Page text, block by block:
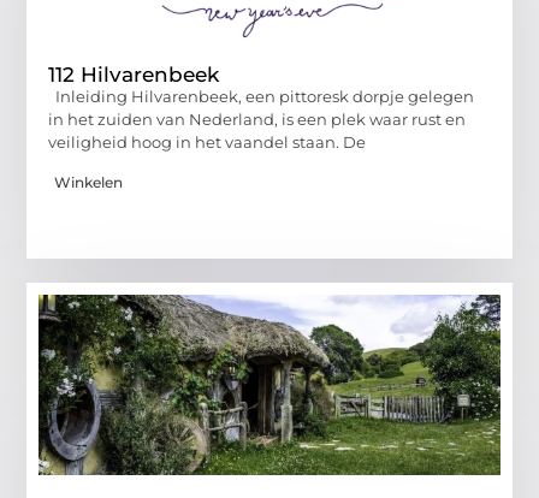
112 Hilvarenbeek
Inleiding Hilvarenbeek, een pittoresk dorpje gelegen
in het zuiden van Nederland, is een plek waar rust en
veiligheid hoog in het vaandel staan. De
Winkelen